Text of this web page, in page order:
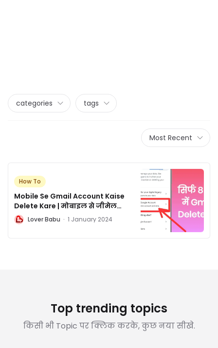
categories tags
Most Recent
How To
Mobile Se Gmail Account Kaise
Delete Kare | मोबाइल से जीमेल
अकाउंट कैसे डिलीट करे
L Lover Babu · 1 January 2024
Top trending topics
किसी भी Topic पर क्लिक करके, कुछ नया सीखे.